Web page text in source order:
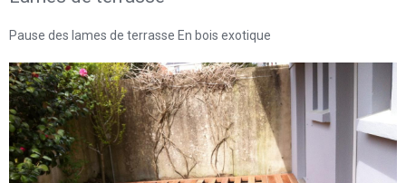
Pause des lames de terrasse En bois exotique